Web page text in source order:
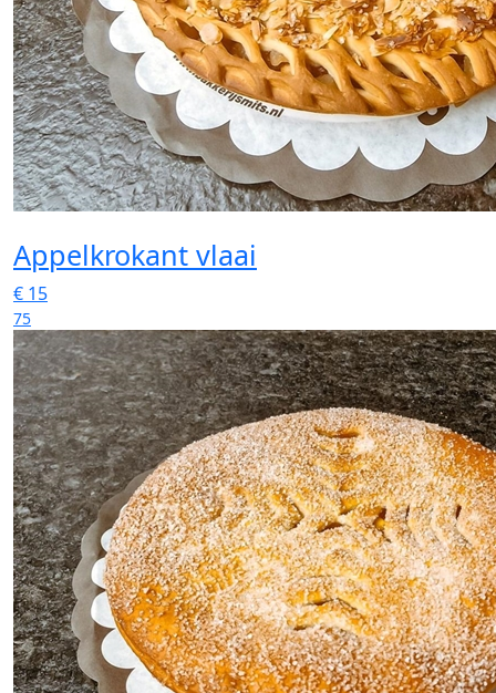
Appelkrokant vlaai
€ 15
75